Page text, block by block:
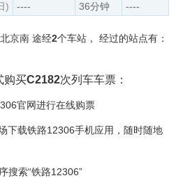
) ---- 36分钟 ----
京南 途经2个车站， 经过的站点有：
购买C2182次列车车票：
官网进行在线购票
下载铁路12306手机应用，随时随地
搜索“铁路12306”